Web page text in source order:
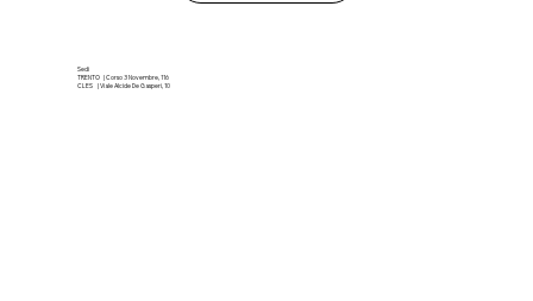
Sedi
TRENTO | Corso 3 Novembre, 116
CLES | Viale Alcide De Gasperi, 10